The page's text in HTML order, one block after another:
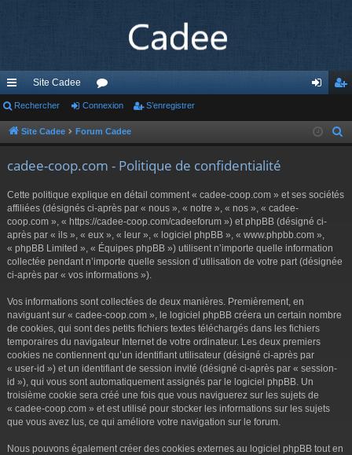
cc
ès
de
Site Cadee
or
u ne nr
re
Rechercher Connexion S’enregistrer
Site Cadee Forum Cadee
cadee-coop.com - Politique de confidentialité
Cette politique explique en détail comment « cadee-coop.com » et ses sociétés
affiliées (désignés ci-après par « nous », « notre », « nos », « cadee-
coop.com », « https://cadee-coop.com/cadeeforum ») et phpBB (désigné ci-
après par « ils », « eux », « leur », « logiciel phpBB », « www.phpbb.com »,
« phpBB Limited », « Équipes phpBB ») utilisent n’importe quelle information
collectée pendant n’importe quelle session d’utilisation de votre part (désignée
ci-après par « vos informations »).
Vos informations sont collectées de deux manières. Premièrement, en
naviguant sur « cadee-coop.com », le logiciel phpBB créera un certain nombre
de cookies, qui sont des petits fichiers textes téléchargés dans les fichiers
temporaires du navigateur Internet de votre ordinateur. Les deux premiers
cookies ne contiennent qu’un identifiant utilisateur (désigné ci-après par
« user-id ») et un identifiant de session invité (désigné ci-après par « session-
id »), qui vous sont automatiquement assignés par le logiciel phpBB. Un
troisième cookie sera créé une fois que vous naviguerez sur les sujets de
« cadee-coop.com » et est utilisé pour stocker les informations sur les sujets
que vous avez lus, ce qui améliore votre navigation sur le forum.
Nous pouvons également créer des cookies externes au logiciel phpBB tout en